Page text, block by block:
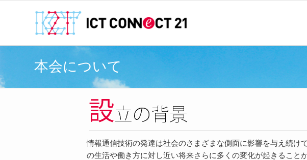
本会について
情報通信技術の発達は社会のさまざまな側面に影響を与え続け
の生活や働き方に対し近い将来さらに多くの変化が起きるこ